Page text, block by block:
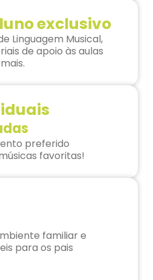
exclusivo
Linguagem Musical,
de apoio às aulas
preferido
favoritas!
familiar e
para os pais